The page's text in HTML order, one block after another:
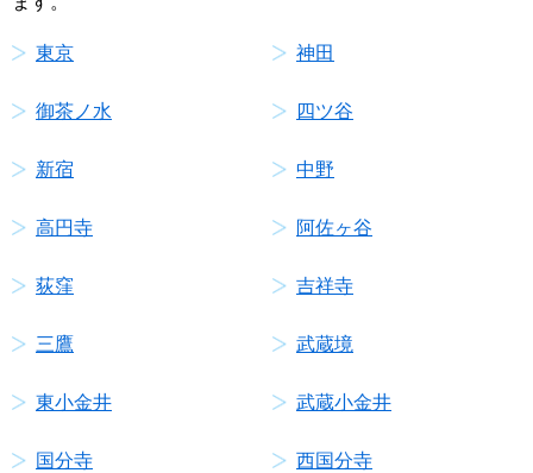
東京 神田
御茶ノ水 四ツ谷
新宿 中野
高円寺 阿佐ヶ谷
荻窪 吉祥寺
三鷹 武蔵境
東小金井 武蔵小金井
国分寺 西国分寺